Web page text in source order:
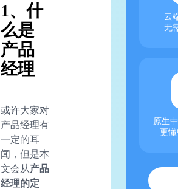
1、什
么是
产品
经理
或许大家对
产品经理有
一定的耳
闻，但是本
文会从产品
经理的定
云
无
原生
更